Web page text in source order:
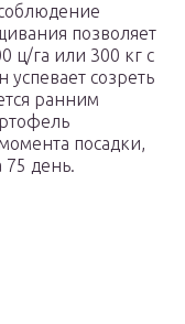
позволяет
ц/га или 300 кг с
созреть
ранним
посадки,
75 день.